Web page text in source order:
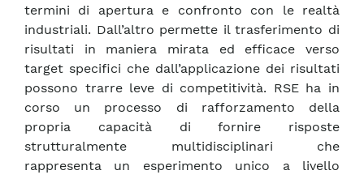
termini di apertura e confronto con le realtà
industriali. Dall’altro permette il trasferimento di
risultati in maniera mirata ed efficace verso
target specifici che dall’applicazione dei risultati
possono trarre leve di competitività. RSE ha in
corso un processo di rafforzamento della
propria capacità di fornire risposte
strutturalmente multidisciplinari che
rappresenta un esperimento unico a livello